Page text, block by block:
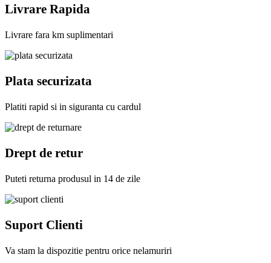
Livrare Rapida
Livrare fara km suplimentari
Plata securizata
Platiti rapid si in siguranta cu cardul
Drept de retur
Puteti returna produsul in 14 de zile
Suport Clienti
Va stam la dispozitie pentru orice nelamuriri